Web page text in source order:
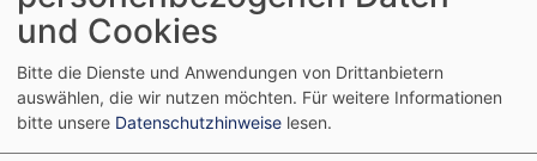
offengelegt, dass auch in der Evang. Kirche viele
Menschen jahrzehntelang viel zu wenig Schutz vor
sexualisierter Gewalt erhalten haben. Wir schauen hier
in einen Abgrund, der noch viel tiefer ist als befürchtet.
und Cookies
Bitte die Dienste und Anwendungen von Drittanbietern
auswählen, die wir nutzen möchten. Für weitere Informationen
bitte unsere Datenschutzhinweise lesen.